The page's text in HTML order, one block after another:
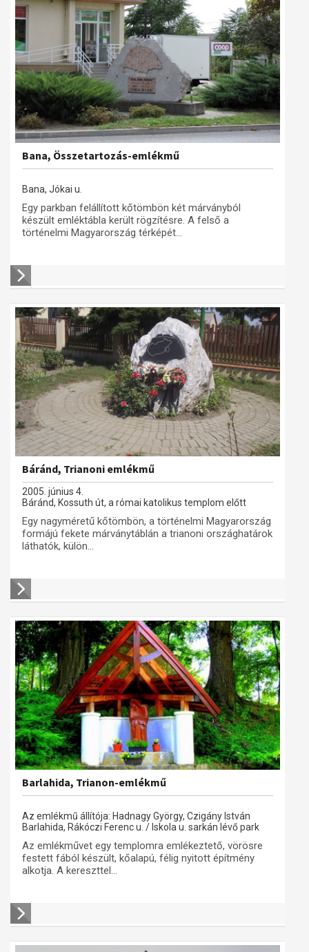
Bana, Összetartozás-emlékmű
Bana, Jókai u.
Egy parkban felállított kőtömbön két márványból
készült emléktábla került rögzítésre. A felső a
történelmi Magyarország térképét...
Báránd, Trianoni emlékmű
2005. június 4.
Báránd, Kossuth út, a római katolikus templom előtt
Egy nagyméretű kőtömbön, a történelmi Magyarország
formájú fekete márványtáblán a trianoni országhatárok
láthatók, külön...
Barlahida, Trianon-emlékmű
Az emlékmű állítója: Hadnagy György, Czigány István
Barlahida, Rákóczi Ferenc u. / Iskola u. sarkán lévő park
Az emlékművet egy templomra emlékeztető, vörösre
festett fából készült, kőalapú, félig nyitott építmény
alkotja. A kereszttel...